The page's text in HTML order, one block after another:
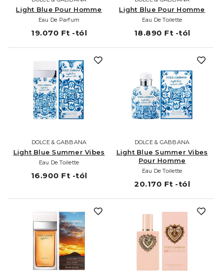
Light Blue Pour Homme
Eau De Parfum
19.070 Ft -tól
Light Blue Pour Homme
Eau De Toilette
18.890 Ft -tól
DOLCE & GABBANA
Light Blue Summer Vibes
Eau De Toilette
16.900 Ft -tól
DOLCE & GABBANA
Light Blue Summer Vibes
Pour Homme
Eau De Toilette
20.170 Ft -tól